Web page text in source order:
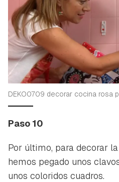
DEKO0709 decorar cocina rosa
Paso 10
Por último, para decorar
hemos pegado unos
unos coloridos cuadros.